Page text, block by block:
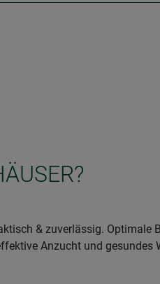
& zuverlässig. Optimale
Anzucht und gesundes